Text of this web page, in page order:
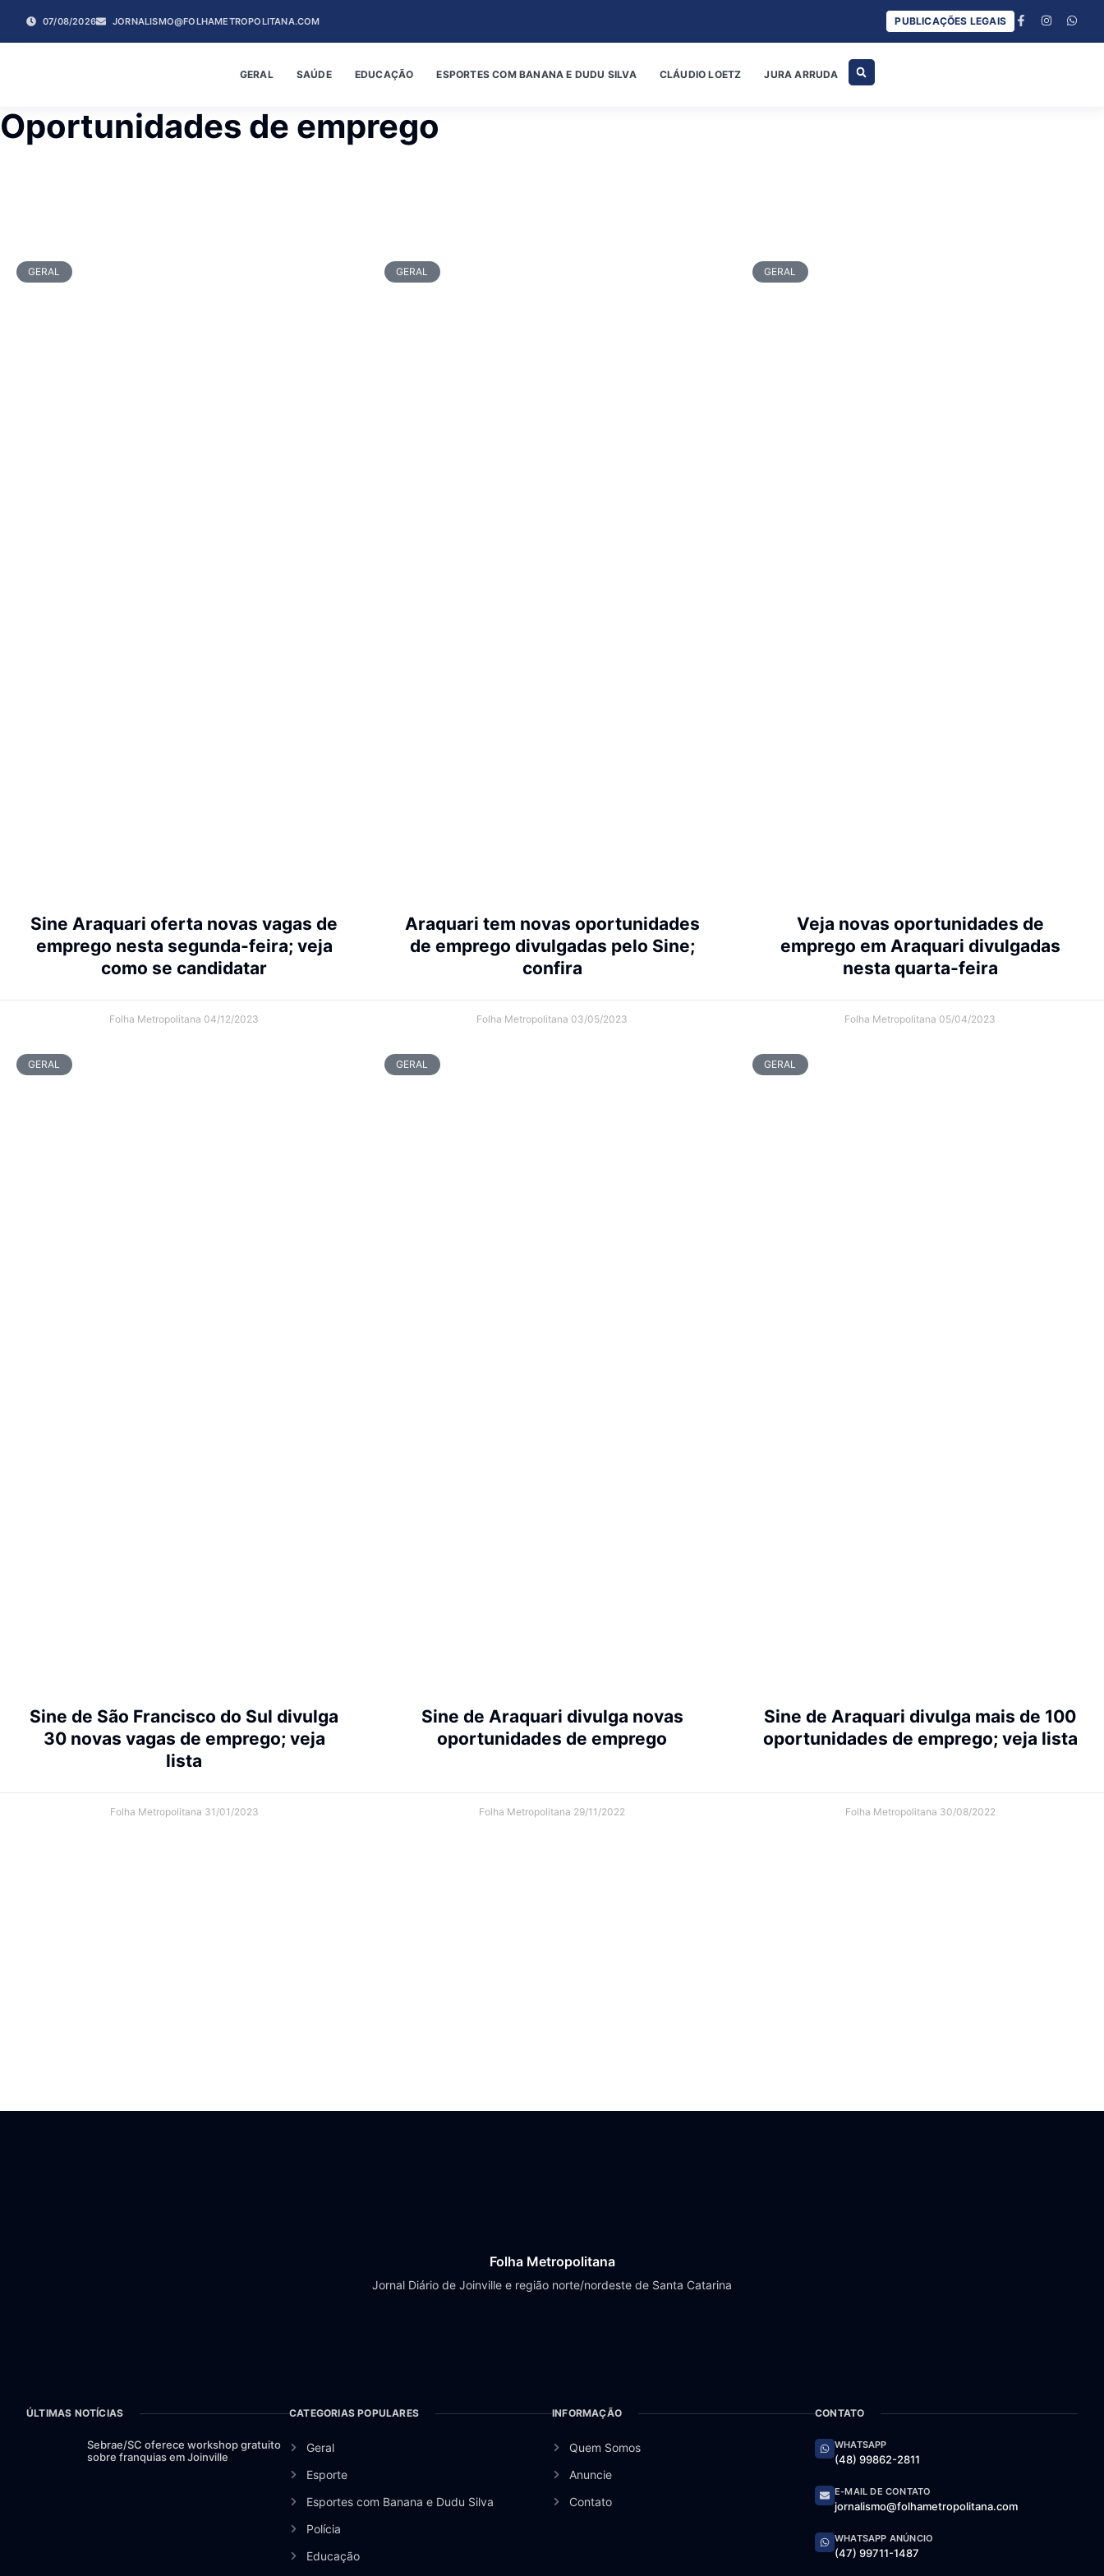
07/08/2026 JORNALISMO@FOLHAMETROPOLITANA.COM PUBLICAÇÕES LEGAIS
GERAL SAÚDE EDUCAÇÃO ESPORTES COM BANANA E DUDU SILVA CLÁUDIO LOETZ JURA ARRUDA
Oportunidades de emprego
GERAL
Sine Araquari oferta novas vagas de
emprego nesta segunda-feira; veja
como se candidatar
Folha Metropolitana 04/12/2023
GERAL
Araquari tem novas oportunidades
de emprego divulgadas pelo Sine;
confira
Folha Metropolitana 03/05/2023
GERAL
Veja novas oportunidades de
emprego em Araquari divulgadas
nesta quarta-feira
Folha Metropolitana 05/04/2023
GERAL
Sine de São Francisco do Sul divulga
30 novas vagas de emprego; veja
lista
Folha Metropolitana 31/01/2023
GERAL
Sine de Araquari divulga novas
oportunidades de emprego
Folha Metropolitana 29/11/2022
GERAL
Sine de Araquari divulga mais de 100
oportunidades de emprego; veja lista
Folha Metropolitana 30/08/2022
Folha Metropolitana
Jornal Diário de Joinville e região norte/nordeste de Santa Catarina
ÚLTIMAS NOTÍCIAS
Sebrae/SC oferece workshop gratuito
sobre franquias em Joinville
CATEGORIAS POPULARES
Geral
Esporte
Esportes com Banana e Dudu Silva
Polícia
Educação
INFORMAÇÃO
Quem Somos
Anuncie
Contato
CONTATO
WHATSAPP
(48) 99862-2811
E-MAIL DE CONTATO
jornalismo@folhametropolitana.com
WHATSAPP ANÚNCIO
(47) 99711-1487